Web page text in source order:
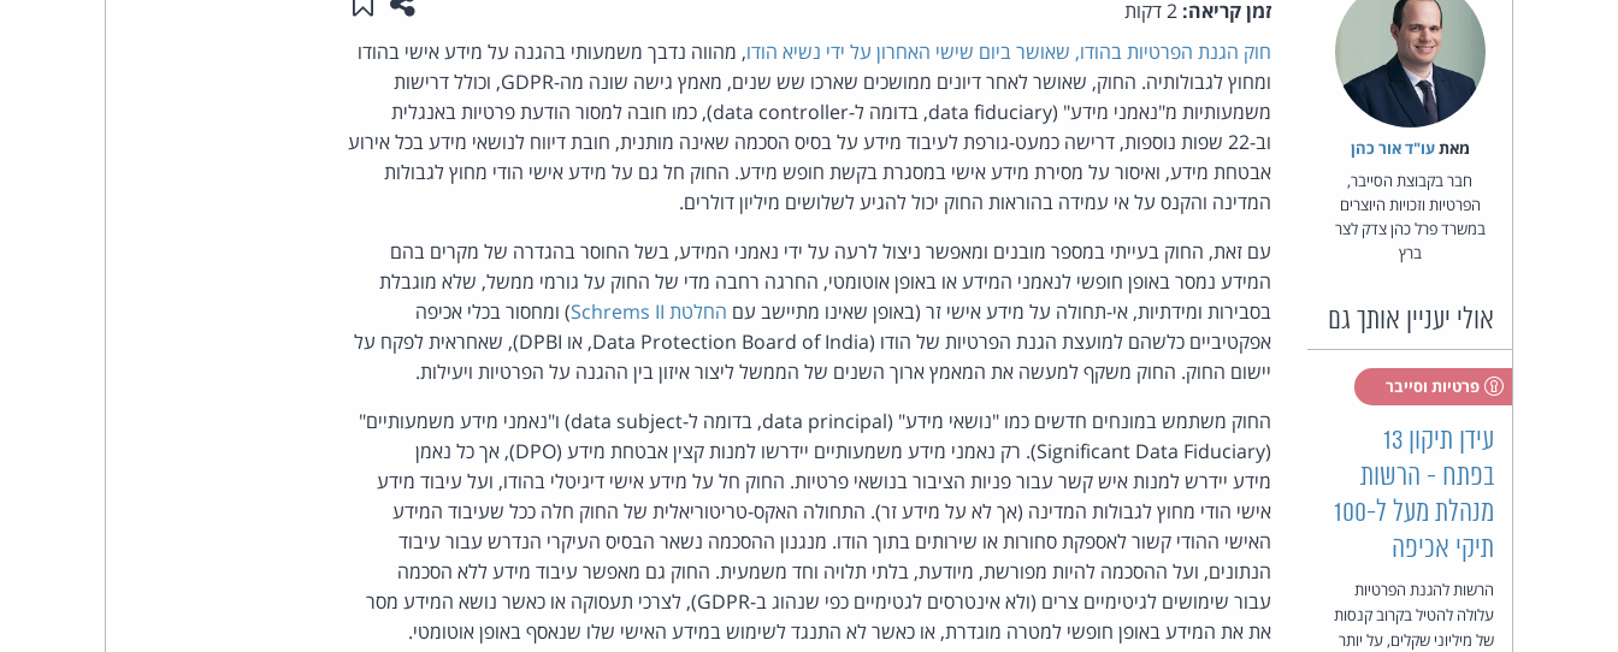
מאת‏עו"ד אור כהן
חבר בקבוצת הסייבר,
הפרטיות וזכויות היוצרים
במשרד פרל כהן צדק לצר
ברץ
אולי יעניין אותך גם
פרטיות וסייבר
עידן תיקון 13
בפתח - הרשות
מנהלת מעל ל-100
תיקי אכיפה
הרשות להגנת הפרטיות
עלולה להטיל בקרוב קנסות
של מיליוני שקלים, על יותר
זמן קריאה:
חוק הגנת הפרטיות בהודו, שאושר ביום שישי האחרון על ידי נשיא הודו, מהווה נדבך משמעותי בהגנה על מידע אישי בהודו
ומחוץ לגבולותיה. החוק, שאושר לאחר דיונים ממושכים שארכו שש שנים, מאמץ גישה שונה מה-GDPR, וכולל דרישות
משמעותיות מ"נאמני מידע" (data fiduciary, בדומה ל-data controller), כמו חובה למסור הודעת פרטיות באנגלית
וב-22 שפות נוספות, דרישה כמעט-גורפת לעיבוד מידע על בסיס הסכמה שאינה מותנית, חובת דיווח לנושאי מידע בכל אירוע
אבטחת מידע, ואיסור על מסירת מידע אישי במסגרת בקשת חופש מידע. החוק חל גם על מידע אישי הודי מחוץ לגבולות
המדינה והקנס על אי עמידה בהוראות החוק יכול להגיע לשלושים מיליון דולרים.
עם זאת, החוק בעייתי במספר מובנים ומאפשר ניצול לרעה על ידי נאמני המידע, בשל החוסר בהגדרה של מקרים בהם
המידע נמסר באופן חופשי לנאמני המידע או באופן אוטומטי, החרגה רחבה מדי של החוק על גורמי ממשל, שלא מוגבלת
בסבירות ומידתיות, אי-תחולה על מידע אישי זר (באופן שאינו מתיישב עם החלטת Schrems II
) ומחסור בכלי אכיפה
אפקטיביים כלשהם למועצת הגנת הפרטיות של הודו (Data Protection Board of India, או DPBI), שאחראית לפקח על
יישום החוק. החוק משקף למעשה את המאמץ ארוך השנים של הממשל ליצור איזון בין ההגנה על הפרטיות ויעילות.
החוק משתמש במונחים חדשים כמו "נושאי מידע" (data principal, בדומה ל-data subject) ו"נאמני מידע משמעותיים"
(Significant Data Fiduciary). רק נאמני מידע משמעותיים יידרשו למנות קצין אבטחת מידע (DPO), אך כל נאמן
מידע יידרש למנות איש קשר עבור פניות הציבור בנושאי פרטיות. החוק חל על מידע אישי דיגיטלי בהודו, ועל עיבוד מידע
אישי הודי מחוץ לגבולות המדינה (אך לא על מידע זר). התחולה האקס-טריטוריאלית של החוק חלה ככל שעיבוד המידע
האישי ההודי קשור לאספקת סחורות או שירותים בתוך הודו. מנגנון ההסכמה נשאר הבסיס העיקרי הנדרש עבור עיבוד
הנתונים, ועל ההסכמה להיות מפורשת, מיודעת, בלתי תלויה וחד משמעית. החוק גם מאפשר עיבוד מידע ללא הסכמה
עבור שימושים לגיטימיים צרים (ולא אינטרסים לגטימיים כפי שנהוג ב-GDPR), לצרכי תעסוקה או כאשר נושא המידע מסר
את את המידע באופן חופשי למטרה מוגדרת, או כאשר לא התנגד לשימוש במידע האישי שלו שנאסף באופן אוטומטי.